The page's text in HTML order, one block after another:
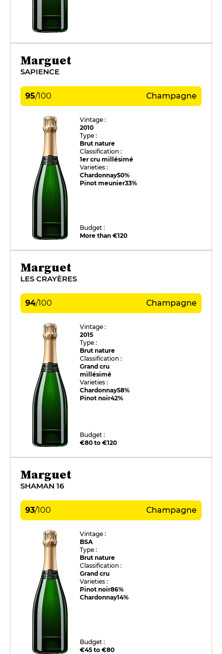
Marguet
SAPIENCE
95/100 Champagne
Vintage :
2010
Type :
Brut nature
Classification :
1er cru millésimé
Varieties :
Chardonnay50%
Pinot meunier33%
Budget :
More than €120
Marguet
LES CRAYÈRES
94/100 Champagne
Vintage :
2015
Type :
Brut nature
Classification :
Grand cru
millésimé
Varieties :
Chardonnay58%
Pinot noir42%
Budget :
€80 to €120
Marguet
SHAMAN 16
93/100 Champagne
Vintage :
BSA
Type :
Brut nature
Classification :
Grand cru
Varieties :
Pinot noir86%
Chardonnay14%
Budget :
€45 to €80